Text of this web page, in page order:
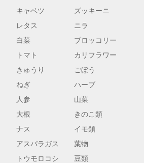
キャベツ
レタス
白菜
トマト
きゅうり
ねぎ
人参
大根
ナス
アスパラガス
トウモロコシ
ズッキーニ
ニラ
ブロッコリー
カリフラワー
ごぼう
ハーブ
山菜
きのこ類
イモ類
葉物
豆類